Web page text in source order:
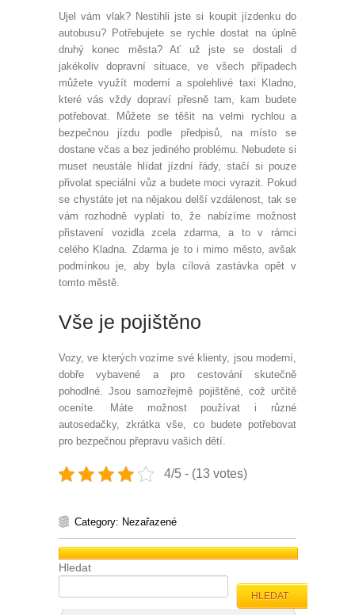
Ujel vám vlak? Nestihli jste si koupit jízdenku do
autobusu? Potřebujete se rychle dostat na úplně
druhý konec města? Ať už jste se dostali d
jakékoliv dopravní situace, ve všech případech
můžete využít moderní a spolehlivé taxi Kladno
které vás vždy dopraví přesně tam, kam budete
potřebovat. Můžete se těšit na velmi rychlou a
bezpečnou jízdu podle předpisů, na místo se
dostane včas a bez jediného problému. Nebudete si
muset neustále hlídat jízdní řády, stačí si pouze
přivolat speciální vůz a budete moci vyrazit. Pokud
se chystáte jet na nějakou delší vzdálenost, tak se
vám rozhodně vyplatí to, že nabízíme možnost
přistavení vozidla zcela zdarma, a to v rámci
celého Kladna. Zdarma je to i mimo město, avšak
podmínkou je, aby byla cílová zastávka opět v
tomto městě.
Vše je pojištěno
Vozy, ve kterých vozíme své klienty, jsou moderní,
dobře vybavené a pro cestování skutečně
pohodlné. Jsou samozřejmě pojištěné, což určitě
oceníte. Máte možnost používat i různé
autosedačky, zkrátka vše, co budete potřebovat
pro bezpečnou přepravu vašich dětí.
4/5 - (13 votes)
Category: Nezařazené
Hledat
HLEDAT